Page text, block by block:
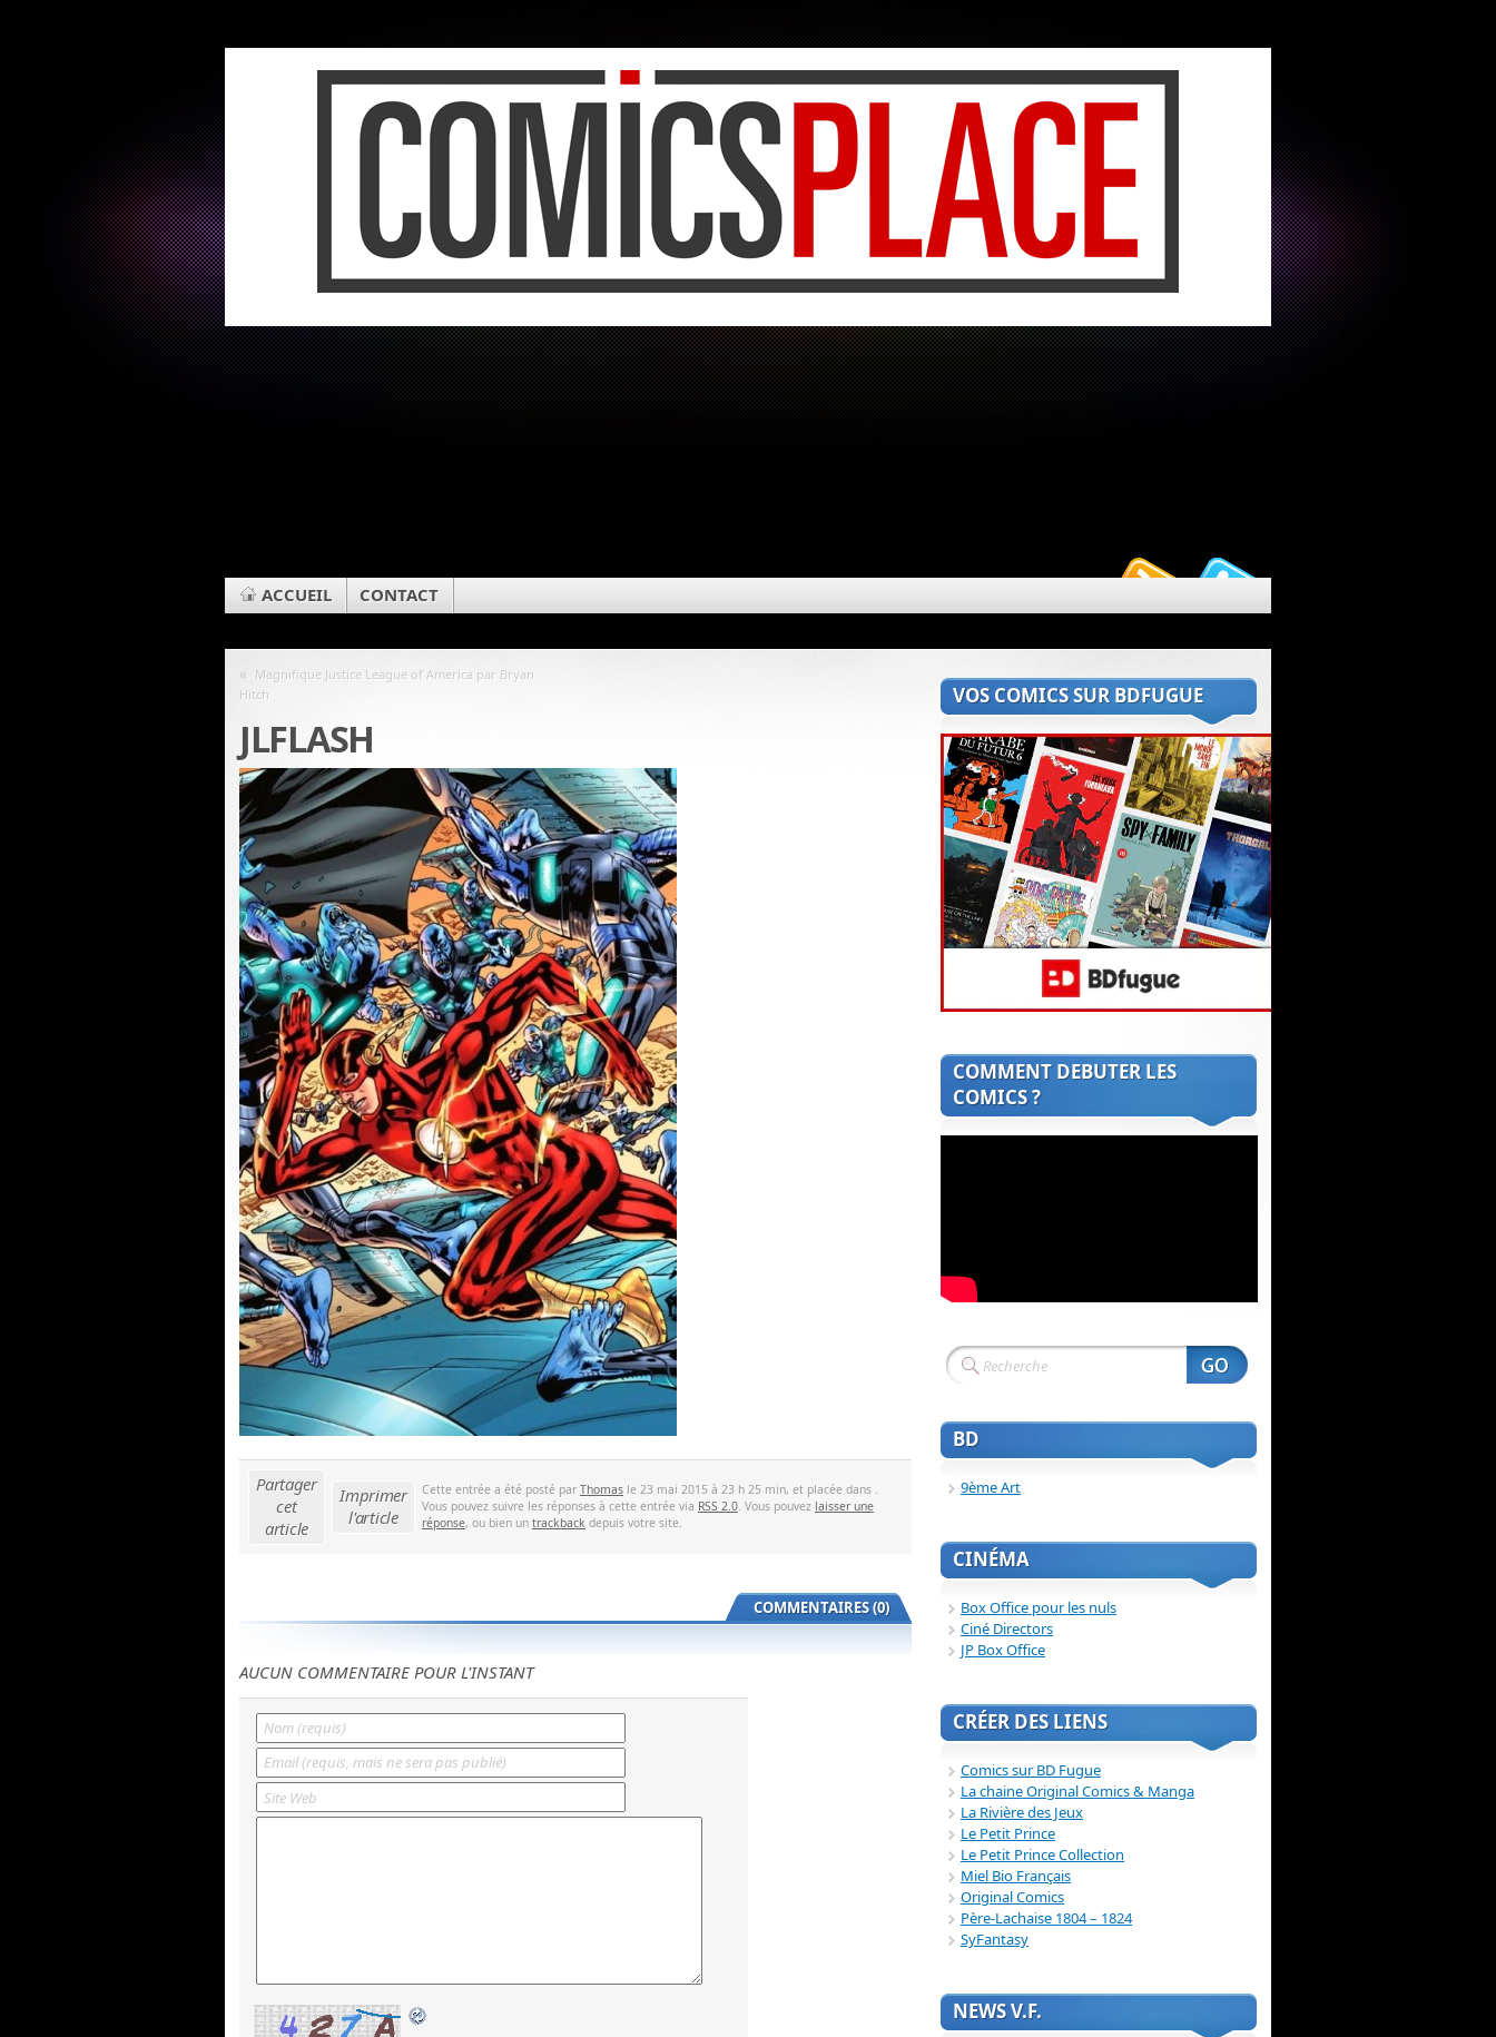
ACCUEIL CONTACT
« Magnifique Justice League of America par Bryan
Hitch
JLFLASH
Partager
cet
article
Imprimer
l'article
Cette entrée a été posté par Thomas le 23 mai 2015 à 23 h 25 min, et placée dans .
Vous pouvez suivre les réponses à cette entrée via RSS 2.0. Vous pouvez laisser une
réponse, ou bien un trackback depuis votre site.
COMMENTAIRES (0)
AUCUN COMMENTAIRE POUR L'INSTANT
VOS COMICS SUR BDFUGUE
COMMENT DEBUTER LES
COMICS ?
BD
9ème Art
CINÉMA
Box Office pour les nuls
Ciné Directors
JP Box Office
CRÉER DES LIENS
Comics sur BD Fugue
La chaine Original Comics & Manga
La Rivière des Jeux
Le Petit Prince
Le Petit Prince Collection
Miel Bio Français
Original Comics
Père-Lachaise 1804 – 1824
SyFantasy
NEWS V.F.